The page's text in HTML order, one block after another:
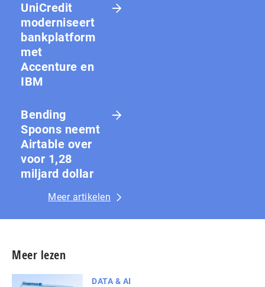
UniCredit
moderniseert
bankplatform
met
Accenture en
IBM
Bending
Spoons neemt
Airtable over
voor 1,28
miljard dollar
Meer artikelen
Meer lezen
DATA & AI